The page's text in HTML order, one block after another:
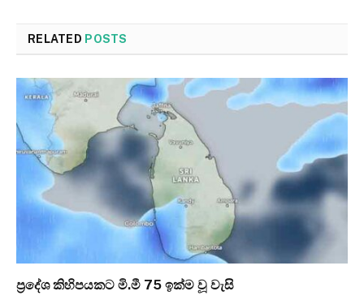
RELATED POSTS
ප්‍රදේශ කිහිපයකට මි.මී 75 ඉක්ම වූ වැසි